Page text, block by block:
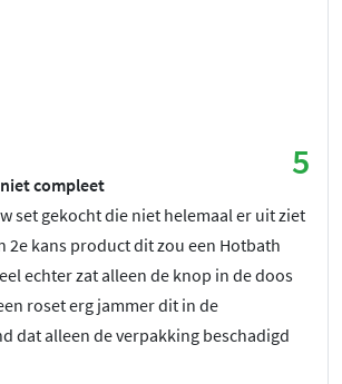
5
compleet
set gekocht die niet helemaal er uit ziet
2e kans product dit zou een Hotbath
echter zat alleen de knop in de doos
roset erg jammer dit in de
dat alleen de verpakking beschadigd